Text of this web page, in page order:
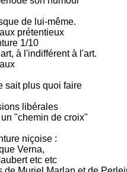
de lui-même.
prétentieux
1/10
à l'indifférent à l'art.
sait plus quoi faire
libérales
"chemin de croix"
niçoise :
Verna,
etc etc